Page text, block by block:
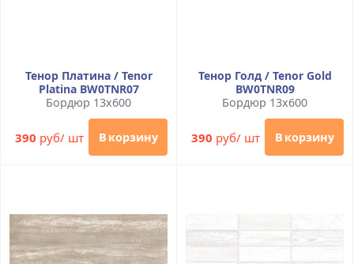
Тенор Платина / Tenor
Platina BW0TNR07
Бордюр 13x600
390 руб/ шт В корзину
Тенор Голд / Tenor Gold
BW0TNR09
Бордюр 13x600
390 руб/ шт В корзину